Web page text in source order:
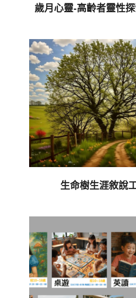
歲月心靈-高齡者靈性
25
生命樹生涯敘說